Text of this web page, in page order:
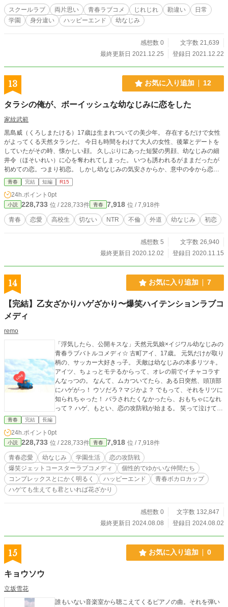
にお出かけしたり、風邪を引いて看病してもらったり、甘えたり、甘やかされた
り――。 お互いの持たざる部分に惹かれ、次第に気持ちを寄せ合っていく。
これは本当の自分を偽った二人が、徐々にその仮面を外していき、お互いに好
スクールラブ 両片思い 青春ラブコメ じれじれ 勘違い
日常
学園
身分違い ハッピーエンド 幼なじみ
感想数 0
文字数 21,639
最終更新日 2021.12.25
登録日 2021.12.22
13 お気に入り追加 12
タラシの俺が、ボーイッシュな幼なじみに恋をした
家紋武範
黒島威（くろしまたける）17歳は生まれついての美少年。 存在するだけで女性
がよってくる天然タラシだ。 今日も時間をわけて大人の女性、後輩とデートを
していたがその時、懐かしい顔。 久しぶりにあった短髪の男顔、幼なじみの細
井令（ほそいれい）に心を奪われてしまった。 いつも誘われるがままだったが
初めての恋。つまり初恋。 しかし幼なじみの気安さからか、意中の令から恋の
相談を受けてしまう。 自分の好きな相手からの恋の相談。 タケルはそれにもが
き苦しむ。 【ご注意下さい】 作中、人によっては若干の不快な描写がありま
す。苦手な方は避けて下さい。 ですが最終的には素敵なハッピーエンドに導い
ていきます。 最後までお付き合い願います。
青春 完結 短編 R15
24h.ポイント 0pt
小説 228,733 位 / 228,733件 青春 7,918 位 / 7,918件
青春 恋愛 高校生 切ない NTR 不倫 外道 幼なじみ 初恋
感想数 5
文字数 26,940
最終更新日 2020.12.02
登録日 2020.11.15
14 お気に入り追加 7
【完結】乙女ざかりハゲざかり〜爆笑ハイテンションラブコ
メディ
remo
「浮気したら、公開キスな」天然元気娘×イジワル幼なじみの
青春ラブバトルコメディ☆ 古町アイ、17歳。 元気だけが取り
柄の、サッカー大好きっ子。 天敵は幼なじみの本多リツキ。
アイツ、ちょっとモテるからって、オレの前でイチャコラす
んなっつの。 なんて、ムカついてたら、ある日突然、頭頂部
にハゲがっ！ ウソだろ？マジかよ？ でもって、それをリツに
知られちゃった！ バラされたくなかったら、おもちゃになれ
って？ ハゲ、もとい、恋の攻防戦が始まる。 笑って泣けて元
気が出る！ハイテンションラブコメディ開幕！ 【完結】あり
がとうございました！
青春 完結 長編
24h.ポイント 0pt
小説 228,733 位 / 228,733件 青春 7,918 位 / 7,918件
青春恋愛 幼なじみ 学園生活
恋の攻防戦
爆笑ジェットコースターラブコメディ
個性的でゆかいな仲間たち
コンプレックスとにかく明るく
ハッピーエンド
青春ボカロカップ
ハゲても生えても君といれば花ざかり
感想数 0
文字数 132,847
最終更新日 2024.08.08
登録日 2024.08.02
15 お気に入り追加 0
キョウソウ
立坂雪花
誰もいない音楽室から聴こえてくるピアノの曲。それを弾い